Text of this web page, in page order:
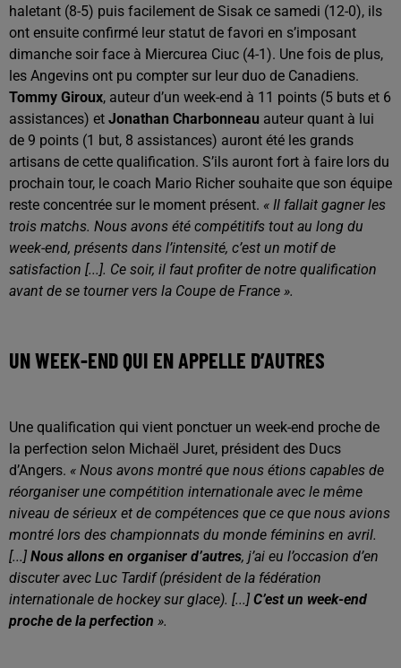
haletant (8-5) puis facilement de Sisak ce samedi (12-0), ils
ont ensuite confirmé leur statut de favori en s’imposant
dimanche soir face à Miercurea Ciuc (4-1). Une fois de plus,
les Angevins ont pu compter sur leur duo de Canadiens.
Tommy Giroux, auteur d’un week-end à 11 points (5 buts et 6
assistances) et Jonathan Charbonneau auteur quant à lui
de 9 points (1 but, 8 assistances) auront été les grands
artisans de cette qualification. S’ils auront fort à faire lors du
prochain tour, le coach Mario Richer souhaite que son équipe
reste concentrée sur le moment présent. « Il fallait gagner les
trois matchs. Nous avons été compétitifs tout au long du
week-end, présents dans l’intensité, c’est un motif de
satisfaction [...]. Ce soir, il faut profiter de notre qualification
avant de se tourner vers la Coupe de France ».
UN WEEK-END QUI EN APPELLE D’AUTRES
Une qualification qui vient ponctuer un week-end proche de
la perfection selon Michaël Juret, président des Ducs
d’Angers. « Nous avons montré que nous étions capables de
réorganiser une compétition internationale avec le même
niveau de sérieux et de compétences que ce que nous avions
montré lors des championnats du monde féminins en avril.
[...] Nous allons en organiser d’autres, j’ai eu l’occasion d’en
discuter avec Luc Tardif (président de la fédération
internationale de hockey sur glace). [...] C’est un week-end
proche de la perfection ».